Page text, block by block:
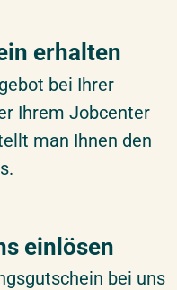
erhalten
bei Ihrer
Ihrem Jobcenter
man Ihnen den
einlösen
bei uns